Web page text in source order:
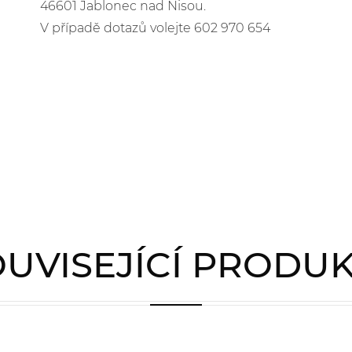
46601 Jablonec nad Nisou.
V případě dotazů volejte 602 970 654